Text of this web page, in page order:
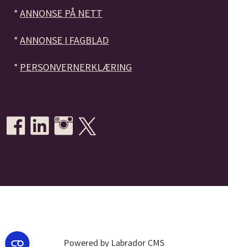
*ANNONSE PÅ NETT
*ANNONSE I FAGBLAD
* PERSONVERNERKLÆRING
Powered by Labrador CMS